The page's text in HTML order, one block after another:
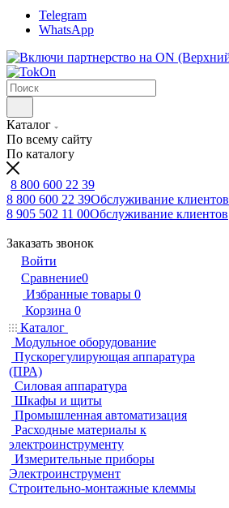
Telegram
WhatsApp
Каталог
По всему сайту
По каталогу
8 800 600 22 39
8 800 600 22 39Обслуживание клиентов
8 905 502 11 00Обслуживание клиентов
Заказать звонок
Войти
Сравнение0
Избранные товары 0
Корзина 0
Каталог
Модульное оборудование
Пускорегулирующая аппаратура
(ПРА)
Силовая аппаратура
Шкафы и щиты
Промышленная автоматизация
Расходные материалы к
электроинструменту
Измерительные приборы
Электроинструмент
Строительно-монтажные клеммы